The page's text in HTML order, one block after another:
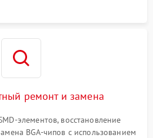
ремонт и замена
элементов, восстановление
BGA-чипов с использованием